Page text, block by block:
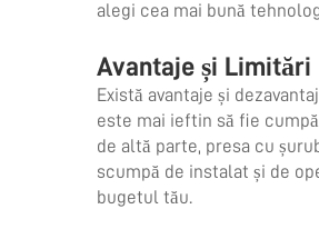
alegi cea mai bună
Avantaje și Limitări
Există avantaje și
este mai ieftin să fie
de altă parte, presa cu
scumpă de instalat și de
bugetul tău.